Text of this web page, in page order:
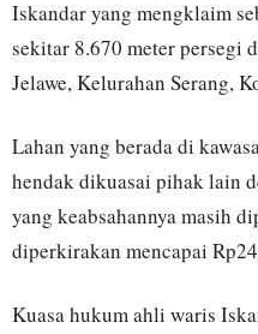
Iskandar yang mengklaim
sekitar 8.670 meter persegi
Jelawe, Kelurahan Serang,
Lahan yang berada di
hendak dikuasai pihak lain
yang keabsahannya masih
diperkirakan mencapai
Kuasa hukum ahli waris